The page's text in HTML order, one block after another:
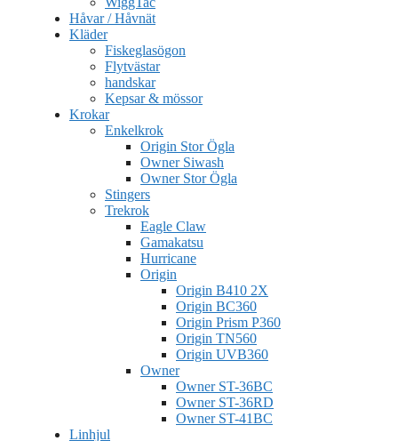
Håvar / Håvnät
Kläder
Fiskeglasögon
Flytvästar
handskar
Kepsar & mössor
Krokar
Enkelkrok
Origin Stor Ögla
Owner Siwash
Owner Stor Ögla
Stingers
Trekrok
Eagle Claw
Gamakatsu
Hurricane
Origin
Origin B410 2X
Origin BC360
Origin Prism P360
Origin TN560
Origin UVB360
Owner
Owner ST-36BC
Owner ST-36RD
Owner ST-41BC
Linhjul